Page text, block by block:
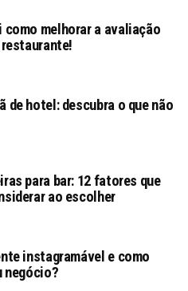
como melhorar a avaliação
de hotel: descubra o que não
para bar: 12 fatores que
ao escolher
instagramável e como
negócio?